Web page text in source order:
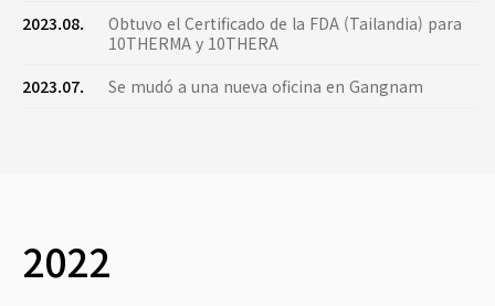
2023.08.
Obtuvo el Certificado de la FDA (Tailandia) para
10THERMA y 10THERA
2023.07.
Se mudó a una nueva oficina en Gangnam
2022